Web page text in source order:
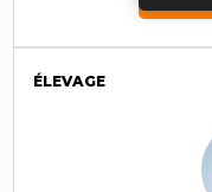
ÉLEVAGE